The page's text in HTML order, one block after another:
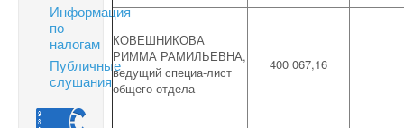
Информация
по
налогам
Публичные
слушания
КОВЕШНИКОВА
РИММА РАМИЛЬЕВНА,
ведущий специа-лист
общего отдела
400 067,16